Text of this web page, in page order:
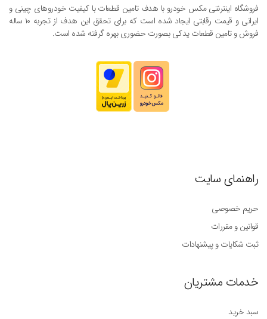
فروشگاه اینترنتی مکس خودرو با هدف تامین قطعات با کیفیت خودروهای چینی و
ایرانی و قیمت رقابتی ایجاد شده است که برای تحقق این هدف از تجربه ۱۰ ساله
فروش و تامین قطعات یدکی بصورت حضوری بهره گرفته شده است.
راهنمای سایت
حریم خصوصی
قوانین و مقررات
ثبت شکایات و پیشنهادات
خدمات مشتریان
سبد خرید